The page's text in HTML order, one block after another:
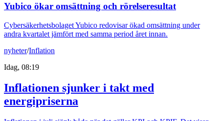
Yubico ökar omsättning och rörelseresultat
Cybersäkerhetsbolaget Yubico redovisar ökad omsättning under
andra kvartalet jämfört med samma period året innan.
nyheter/Inflation
Idag, 08:19
Inflationen sjunker i takt med
energipriserna